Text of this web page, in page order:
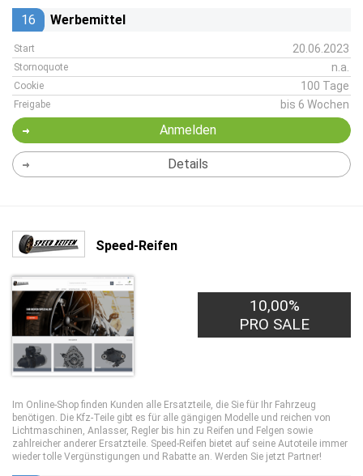
16 Werbemittel
Start 20.06.2023
Stornoquote n.a.
Cookie 100 Tage
Freigabe bis 6 Wochen
Anmelden
Details
Speed-Reifen
10,00%
PRO SALE
Im Online-Shop finden Kunden alle Ersatzteile, die Sie für Ihr Fahrzeug
benötigen. Die Kfz-Teile gibt es für alle gängigen Modelle und reichen von
Lichtmaschinen, Anlasser, Regler bis hin zu Reifen und Felgen sowie
zahlreicher anderer Ersatzteile. Speed-Reifen bietet auf seine Autoteile immer
wieder tolle Vergünstigungen und Rabatte an. Werden Sie jetzt Partner!